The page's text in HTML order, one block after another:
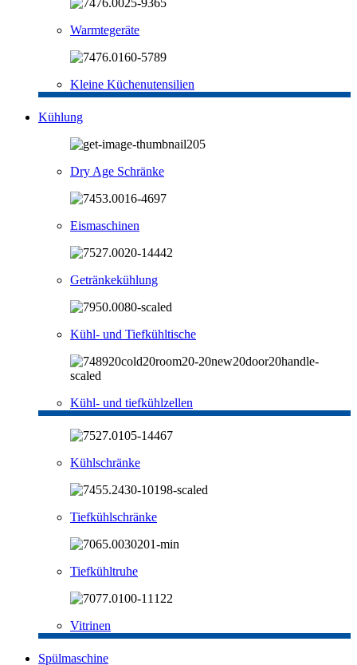
Warmtegeräte
Kleine Küchenutensilien
Kühlung
Dry Age Schränke
Eismaschinen
Getränkekühlung
Kühl- und Tiefkühltische
Kühl- und tiefkühlzellen
Kühlschränke
Tiefkühlschränke
Tiefkühltruhe
Vitrinen
Spülmaschine